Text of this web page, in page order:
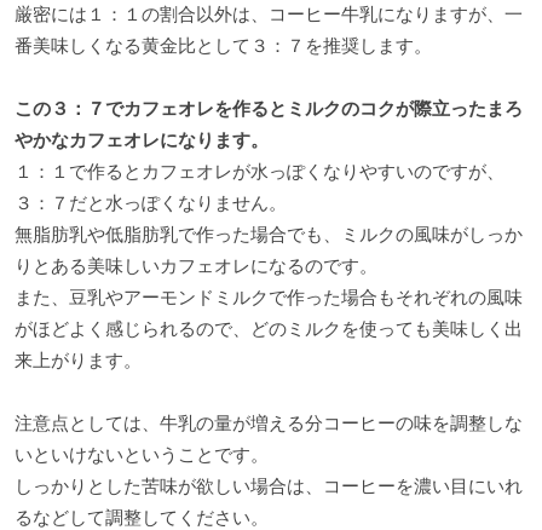
厳密には１：１の割合以外は、コーヒー牛乳になりますが、一
番美味しくなる黄金比として３：７を推奨します。
この３：７でカフェオレを作るとミルクのコクが際立ったまろ
やかなカフェオレになります。
１：１で作るとカフェオレが水っぽくなりやすいのですが、
３：７だと水っぽくなりません。
無脂肪乳や低脂肪乳で作った場合でも、ミルクの風味がしっか
りとある美味しいカフェオレになるのです。
また、豆乳やアーモンドミルクで作った場合もそれぞれの風味
がほどよく感じられるので、どのミルクを使っても美味しく出
来上がります。
注意点としては、牛乳の量が増える分コーヒーの味を調整しな
いといけないということです。
しっかりとした苦味が欲しい場合は、コーヒーを濃い目にいれ
るなどして調整してください。